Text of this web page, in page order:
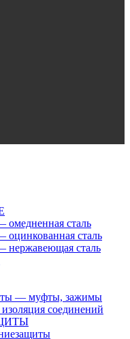
омедненная сталь
оцинкованная сталь
нержавеющая сталь
— муфты, зажимы
соединений